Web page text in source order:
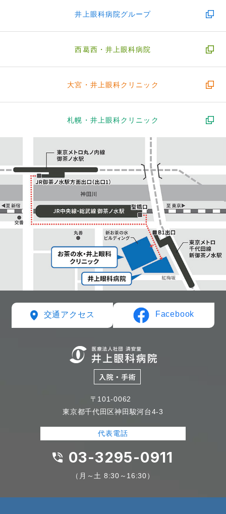
井上眼科病院グループ
西葛西・ 井上眼科病院
大宮・ 井上眼科クリニック
札幌・ 井上眼科クリニック
交通アクセス Facebook
〒101-0062
東京都千代田区神田駿河台4-3
代表電話
03-3295-0911
（月～土 8:30～16:30）